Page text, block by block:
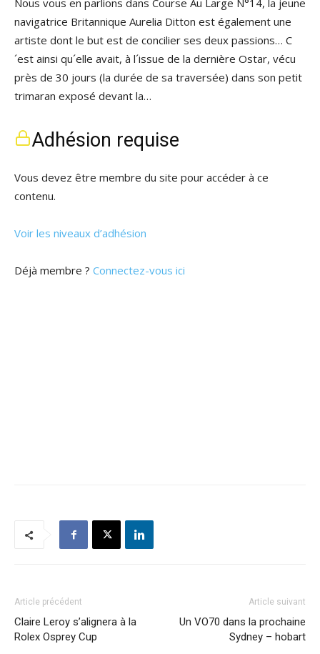
Nous vous en parlions dans Course Au Large N°14, la jeune
navigatrice Britannique Aurelia Ditton est également une
artiste dont le but est de concilier ses deux passions… C
´est ainsi qu´elle avait, à l´issue de la dernière Ostar, vécu
près de 30 jours (la durée de sa traversée) dans son petit
trimaran exposé devant la…
Adhésion requise
Vous devez être membre du site pour accéder à ce
contenu.
Voir les niveaux d’adhésion
Déjà membre ? Connectez-vous ici
Article précédent
Claire Leroy s’alignera à la
Rolex Osprey Cup
Article suivant
Un VO70 dans la prochaine
Sydney – hobart